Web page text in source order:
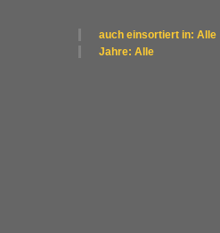
auch einsortiert in: Alle
Jahre: Alle